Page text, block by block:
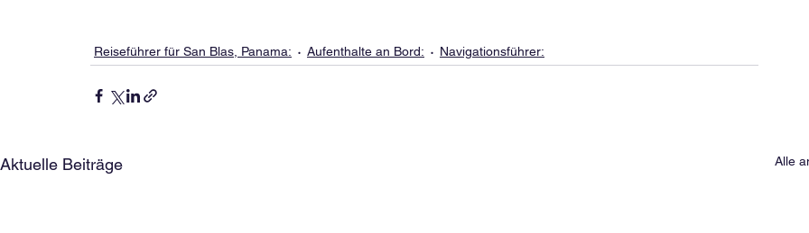
Reiseführer für San Blas, Panama: Aufenthalte an Bord: Navigationsführer:
Aktuelle Beiträge Alle